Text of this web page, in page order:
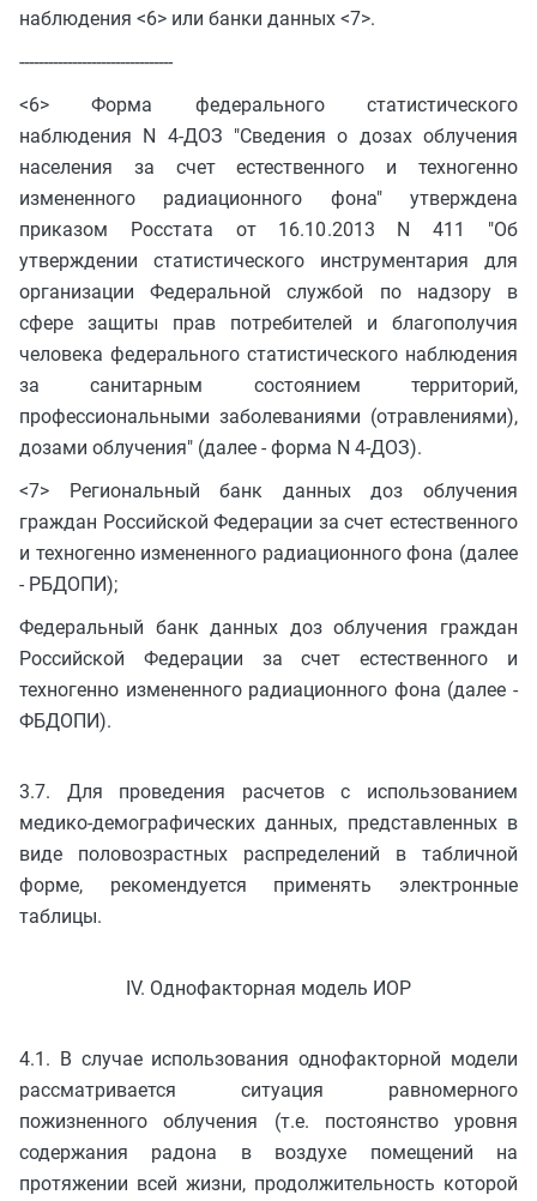
наблюдения <6> или банки данных <7>.
--------------------------------
<6> Форма федерального статистического
наблюдения N 4-ДОЗ "Сведения о дозах облучения
населения за счет естественного и техногенно
измененного радиационного фона" утверждена
приказом Росстата от 16.10.2013 N 411 "Об
утверждении статистического инструментария для
организации Федеральной службой по надзору в
сфере защиты прав потребителей и благополучия
человека федерального статистического наблюдения
за санитарным состоянием территорий,
профессиональными заболеваниями (отравлениями),
дозами облучения" (далее - форма N 4-ДОЗ).
<7> Региональный банк данных доз облучения
граждан Российской Федерации за счет естественного
и техногенно измененного радиационного фона (далее
- РБДОПИ);
Федеральный банк данных доз облучения граждан
Российской Федерации за счет естественного и
техногенно измененного радиационного фона (далее -
ФБДОПИ).
3.7. Для проведения расчетов с использованием
медико-демографических данных, представленных в
виде половозрастных распределений в табличной
форме, рекомендуется применять электронные
таблицы.
IV. Однофакторная модель ИОР
4.1. В случае использования однофакторной модели
рассматривается ситуация равномерного
пожизненного облучения (т.е. постоянство уровня
содержания радона в воздухе помещений на
протяжении всей жизни, продолжительность которой